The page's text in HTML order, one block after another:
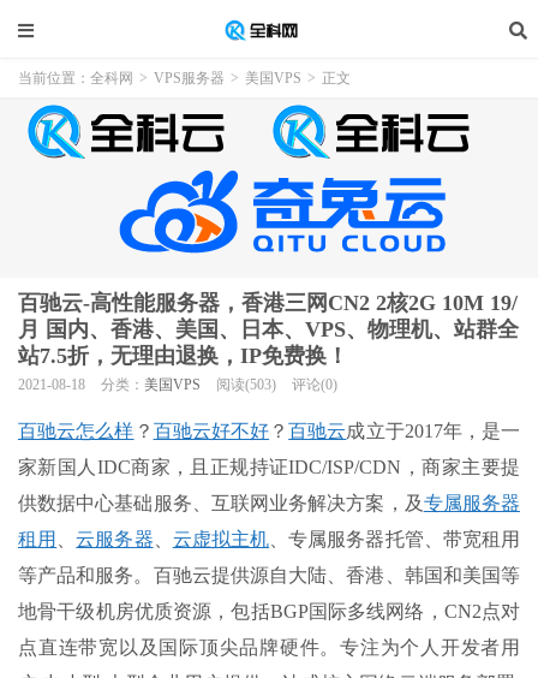
当前位置： 全科网 > VPS服务器 > 美国VPS > 正文
百驰云-高性能服务器，香港三网CN2 2核2G 10M 19/
月 国内、香港、美国、日本、VPS、物理机、站群全
站7.5折，无理由退换，IP免费换！
2021-08-18 分类： 美国VPS 阅读(503) 评论(0)
百驰云怎么样 ？ 百驰云好不好 ？百驰云成立于2017年，是一
家新国人IDC商家，且正规持证IDC/ISP/CDN，商家主要提
供数据中心基础服务、互联网业务解决方案，及专属服务器
租用
、云服务器 云虚拟主机 、专属服务器托管、带宽租用
等产品和服务。百驰云提供源自大陆、香港、韩国和美国等
地骨干级机房优质资源，包括BGP国际多线网络，CN2点对
点直连带宽以及国际顶尖品牌硬件。专注为个人开发者用